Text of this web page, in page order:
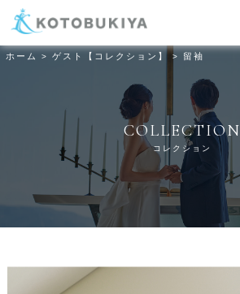
ホーム > ゲスト【コレクション】 > 留袖
COLLECTION
コレクション